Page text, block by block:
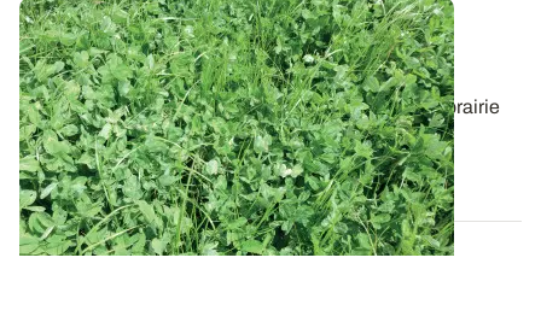
Quelles espèces et variétés choisir pour
composer une prairie multi-espèces ?
Bien choisir les espèces et variétés composant sa prairie
est un préalable indispensable à...
13 JUILL. 2026